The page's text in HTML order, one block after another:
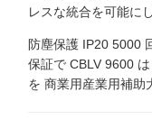
レスな統合を可能に
防塵保護 IP20 5000
保証で CBLV 9600
を 商業用産業用補助